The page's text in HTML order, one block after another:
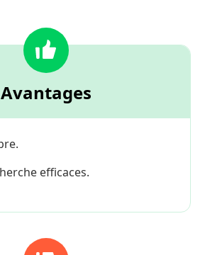
Avantages
efficaces.